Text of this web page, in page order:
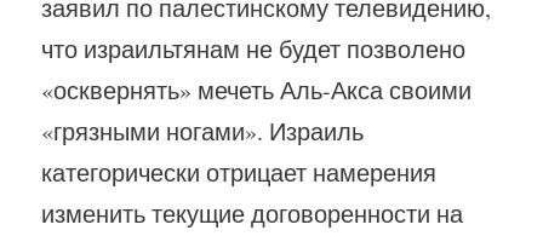
заявил по палестинскому телевидению,
что израильтянам не будет позволено
«осквернять» мечеть Аль-Акса своими
«грязными ногами». Израиль
категорически отрицает намерения
изменить текущие договоренности на